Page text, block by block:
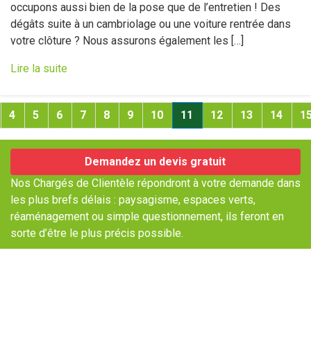
occupons aussi bien de la pose que de l’entretien ! Des
dégâts suite à un cambriolage ou une voiture rentrée dans
votre clôture ? Nous assurons également les […]
Lire la suite
4 5 6 7 8 9 10 11 (current)
12 13 14
Demandez un devis gratuit
Nos Chargés de Clientèle répondront à votre demande dans
les plus brefs délais : paysagisme, espaces verts,
réaménagement ou simple questionnement, ils feront en
sorte d’être le plus précis possible.